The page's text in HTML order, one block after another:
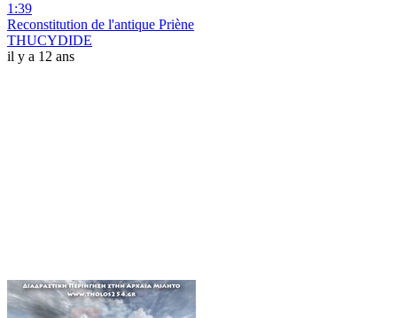
1:39
Reconstitution de l'antique Priène
THUCYDIDE
il y a 12 ans